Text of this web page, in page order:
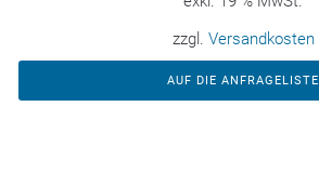
zzgl. Versandkosten
AUF DIE ANFRAGELISTE